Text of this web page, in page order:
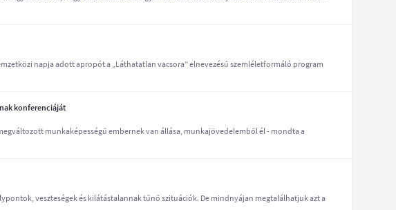
napja adott apropót a „Láthatatlan vacsora” elnevezésű szemléletformáló program
konferenciáját
munkaképességű embernek van állása, munkajövedelemből él - mondta a
veszteségek és kilátástalannak tűnő szituációk. De mindnyájan megtalálhatjuk azt a